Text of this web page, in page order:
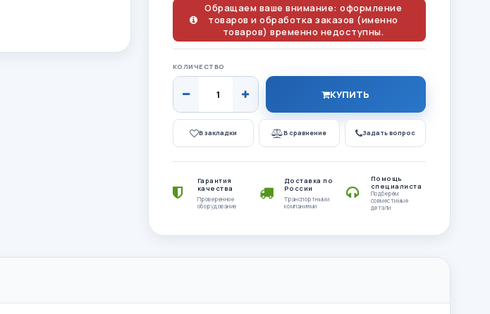
Обращаем ваше внимание: оформление
товаров и обработка заказов (именно
товаров) временно недоступны.
КОЛИЧЕСТВО
КУПИТЬ
В закладки В сравнение Задать вопрос
Гарантия
качества
Проверенное
оборудование
Доставка по
России
Транспортными
компаниями
Помощь
специалиста
Подберём
совместимые
детали